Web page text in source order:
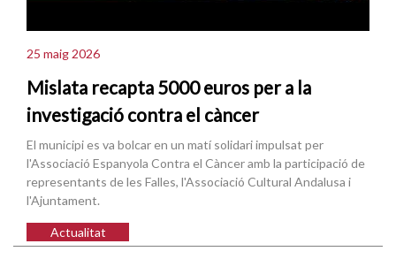
25 maig 2026
Mislata recapta 5000 euros per a la
investigació contra el càncer
El municipi es va bolcar en un matí solidari impulsat per
l'Associació Espanyola Contra el Càncer amb la participació de
representants de les Falles, l'Associació Cultural Andalusa i
l'Ajuntament.
Actualitat